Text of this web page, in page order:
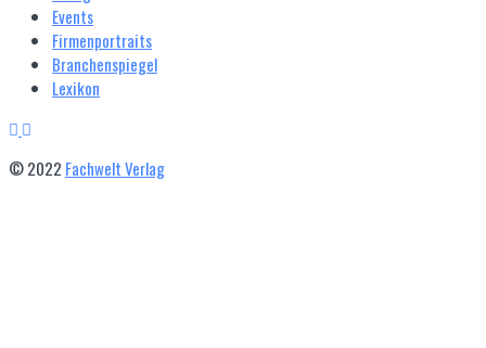
Events
Firmenportraits
Branchenspiegel
Lexikon
© 2022 Fachwelt Verlag